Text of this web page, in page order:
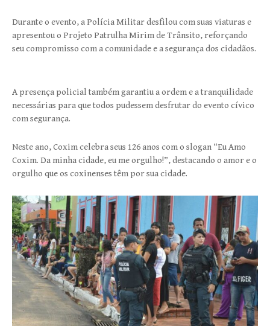
Durante o evento, a Polícia Militar desfilou com suas viaturas e
apresentou o Projeto Patrulha Mirim de Trânsito, reforçando
seu compromisso com a comunidade e a segurança dos cidadãos.
A presença policial também garantiu a ordem e a tranquilidade
necessárias para que todos pudessem desfrutar do evento cívico
com segurança.
Neste ano, Coxim celebra seus 126 anos com o slogan “Eu Amo
Coxim. Da minha cidade, eu me orgulho!”, destacando o amor e o
orgulho que os coxinenses têm por sua cidade.